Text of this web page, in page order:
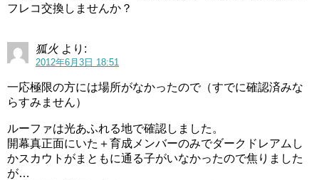
フレコ交換しませんか？
狐火 より:
2012年6月3日 18:51
一応極限の方には場所がなかったので（すでに確認済みな
らすみません）
ルーファは光あふれる地で確認しました。
開幕真正面にいた＋育成メンバーのみでダークドレアムし
かスカウトがまともに通る子がいなかったので焦りました
が…